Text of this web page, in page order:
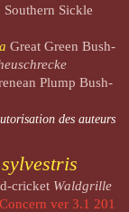
Southern Sickle
Great Green Bush-
Plump Bush-
des auteurs
cricket Waldgrille
ver 3.1 201